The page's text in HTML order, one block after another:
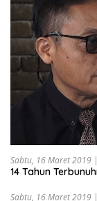
Sabtu, 16 Maret 2019
14 Tahun
Sabtu, 16 Maret 2019